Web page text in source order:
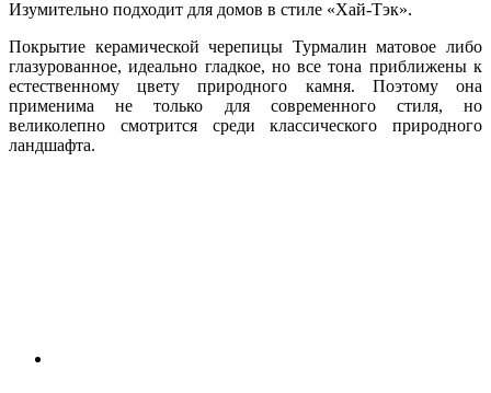
Изумительно подходит для домов в стиле «Хай-Тэк».
Покрытие керамической черепицы Турмалин матовое либо
глазурованное, идеально гладкое, но все тона приближены к
естественному цвету природного камня. Поэтому она
применима не только для современного стиля, но
великолепно смотрится среди классического природного
ландшафта.